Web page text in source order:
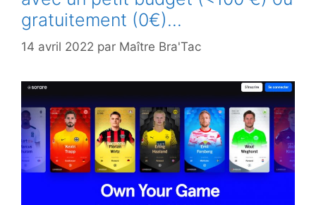
gratuitement (0€)...
14 avril 2022 par Maître Bra'Tac